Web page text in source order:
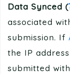
Data Synced (
associated
submission. If
the IP
submitted